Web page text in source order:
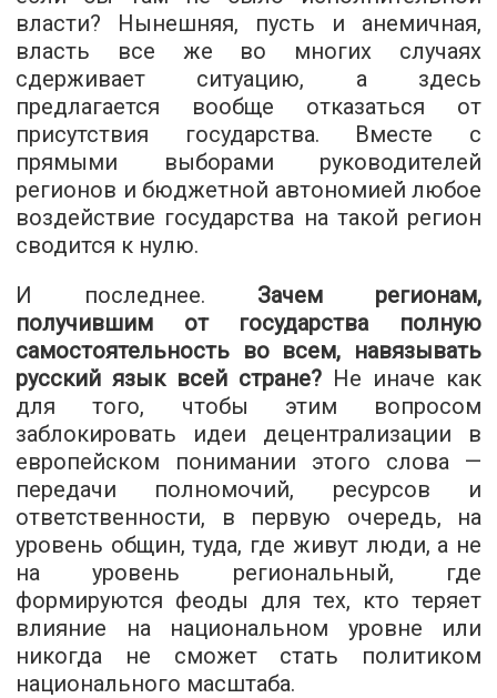
власти? Нынешняя, пусть и анемичная,
власть все же во многих случаях
сдерживает ситуацию, а здесь
предлагается вообще отказаться от
присутствия государства. Вместе с
прямыми выборами руководителей
регионов и бюджетной автономией любое
воздействие государства на такой регион
сводится к нулю.
И последнее. Зачем регионам,
получившим от государства полную
самостоятельность во всем, навязывать
русский язык всей стране? Не иначе как
для того, чтобы этим вопросом
заблокировать идеи децентрализации в
европейском понимании этого слова —
передачи полномочий, ресурсов и
ответственности, в первую очередь, на
уровень общин, туда, где живут люди, а не
на уровень региональный, где
формируются феоды для тех, кто теряет
влияние на национальном уровне или
никогда не сможет стать политиком
национального масштаба.